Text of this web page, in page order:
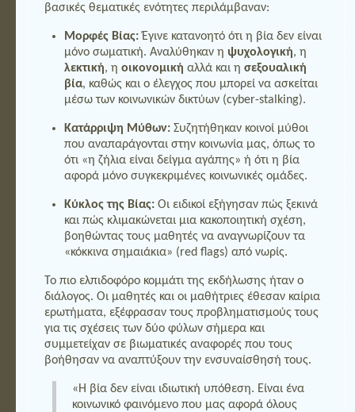
βασικές θεματικές ενότητες περιλάμβαναν:
Μορφές Βίας:Έγινε κατανοητό ότι η βία δεν είναι
μόνο σωματική. Αναλύθηκαν η ψυχολογική, η
λεκτική, η οικονομική αλλά και η σεξουαλική
βία, καθώς και ο έλεγχος που μπορεί να ασκείται
μέσω των κοινωνικών δικτύων (cyber-stalking).
Κατάρριψη Μύθων:Συζητήθηκαν κοινοί μύθοι
που αναπαράγονται στην κοινωνία μας, όπως το
ότι «η ζήλια είναι δείγμα αγάπης» ή ότι η βία
αφορά μόνο συγκεκριμένες κοινωνικές ομάδες.
Κύκλος της Βίας:Οι ειδικοί εξήγησαν πώς ξεκινά
και πώς κλιμακώνεται μια κακοποιητική σχέση,
βοηθώντας τους μαθητές να αναγνωρίζουν τα
«κόκκινα σημαιάκια» (red flags) από νωρίς.
Το πιο ελπιδοφόρο κομμάτι της εκδήλωσης ήταν ο
διάλογος. Οι μαθητές και οι μαθήτριες έθεσαν καίρια
ερωτήματα, εξέφρασαν τους προβληματισμούς τους
για τις σχέσεις των δύο φύλων σήμερα και
συμμετείχαν σε βιωματικές αναφορές που τους
βοήθησαν να αναπτύξουν την ενσυναίσθησή τους.
«Η βία δεν είναι ιδιωτική υπόθεση. Είναι ένα
κοινωνικό φαινόμενο που μας αφορά όλους